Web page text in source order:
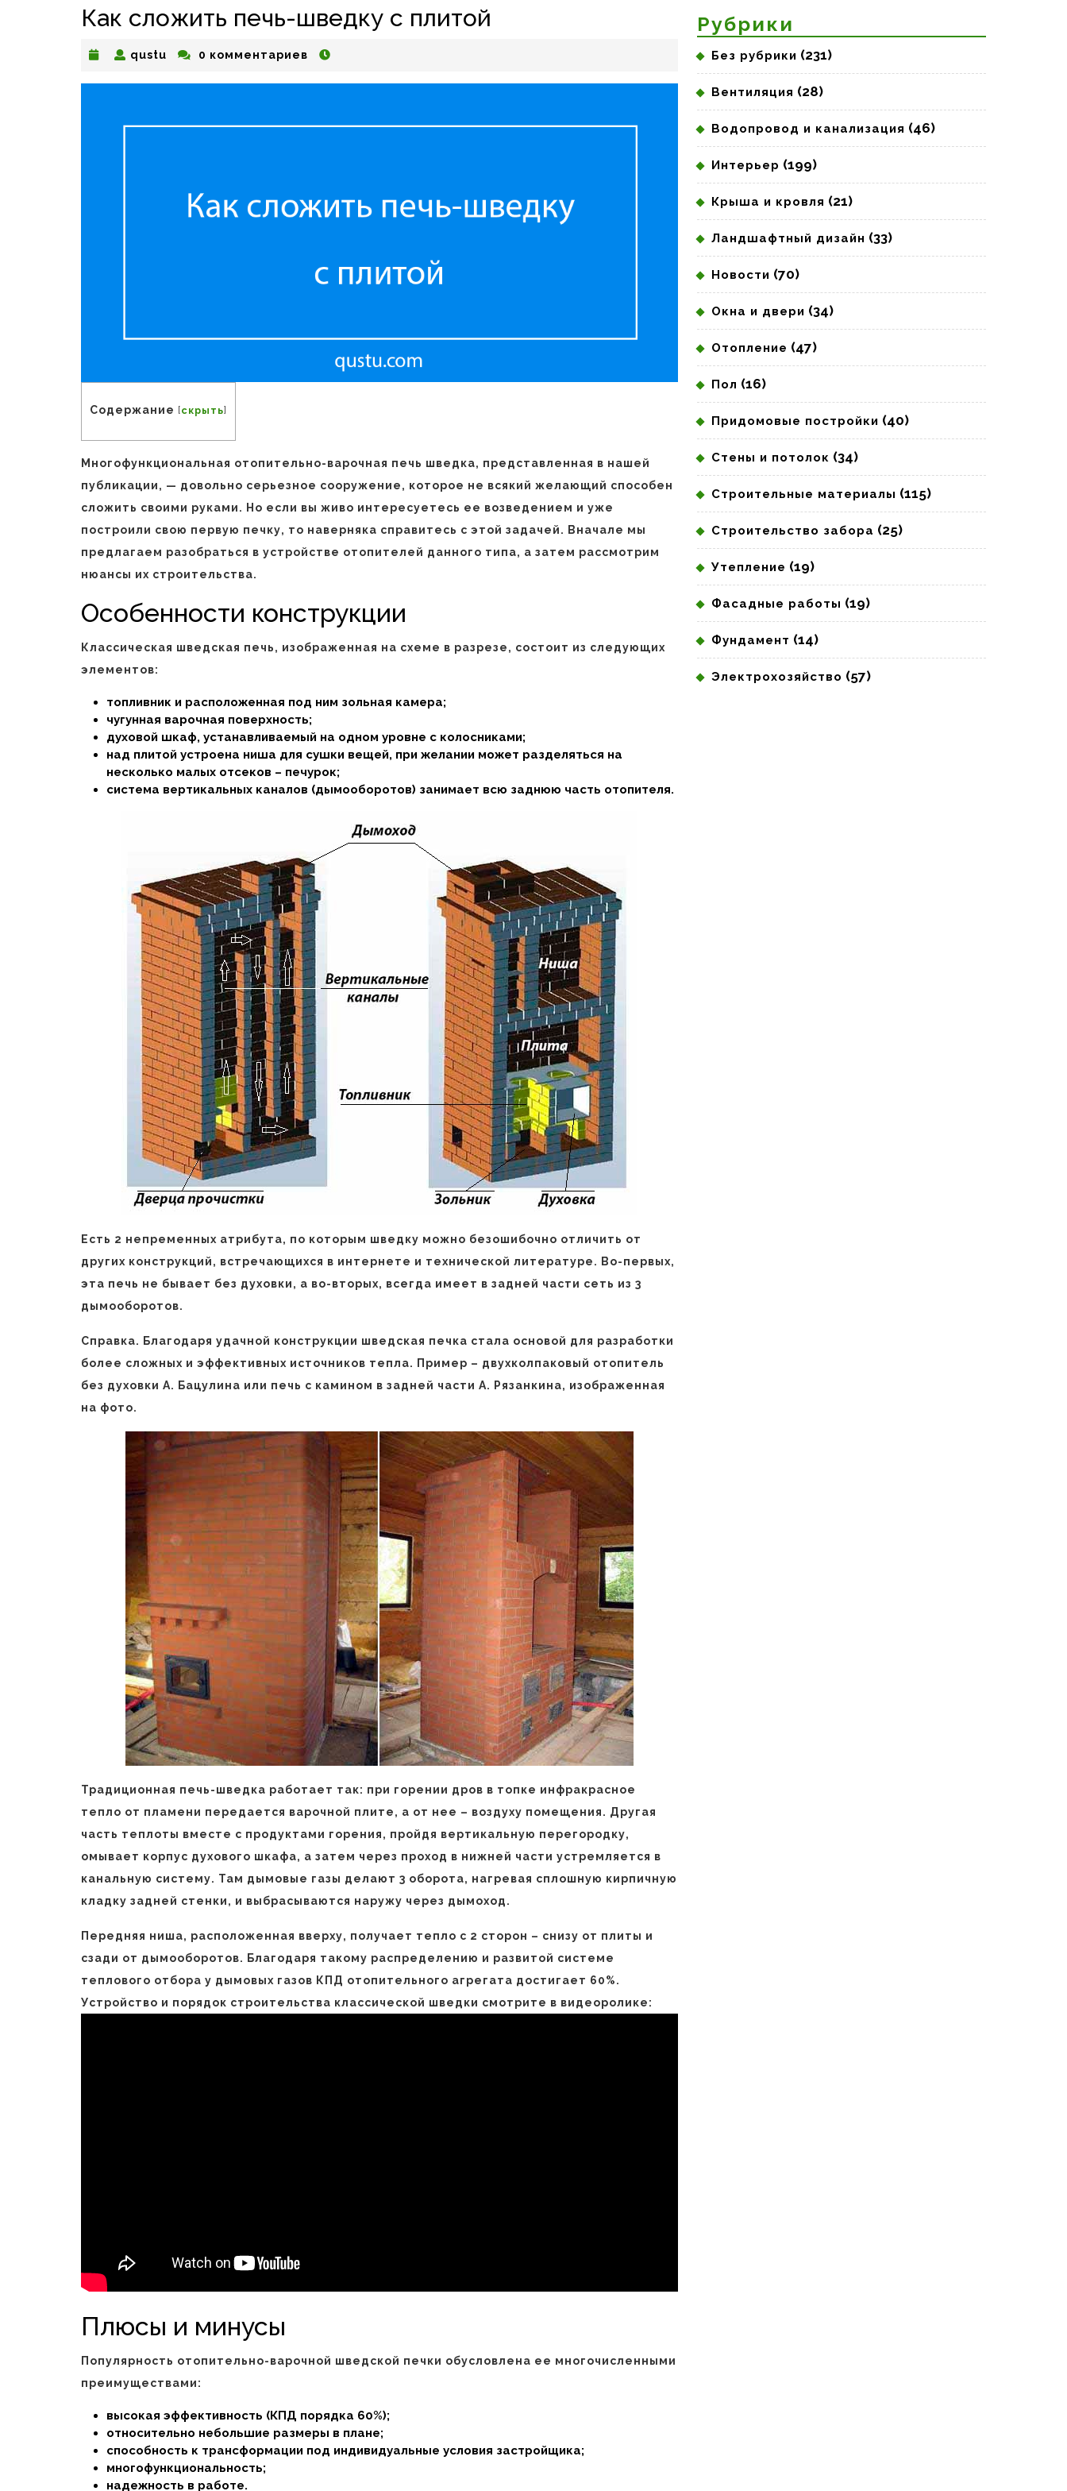
Как сложить печь-шведку с плитой
qustu qustu0 комментариев
Содержание [скрыть]
Многофункциональная отопительно-варочная печь шведка, представленная в нашей
публикации, — довольно серьезное сооружение, которое не всякий желающий способен
сложить своими руками. Но если вы живо интересуетесь ее возведением и уже
построили свою первую печку, то наверняка справитесь с этой задачей. Вначале мы
предлагаем разобраться в устройстве отопителей данного типа, а затем рассмотрим
нюансы их строительства.
Особенности конструкции
Классическая шведская печь, изображенная на схеме в разрезе, состоит из следующих
элементов:
топливник и расположенная под ним зольная камера;
чугунная варочная поверхность;
духовой шкаф, устанавливаемый на одном уровне с колосниками;
над плитой устроена ниша для сушки вещей, при желании может разделяться на
несколько малых отсеков – печурок;
система вертикальных каналов (дымооборотов) занимает всю заднюю часть отопителя.
Есть 2 непременных атрибута, по которым шведку можно безошибочно отличить от
других конструкций, встречающихся в интернете и технической литературе. Во-первых,
эта печь не бывает без духовки, а во-вторых, всегда имеет в задней части сеть из 3
дымооборотов.
Справка. Благодаря удачной конструкции шведская печка стала основой для разработки
более сложных и эффективных источников тепла. Пример – двухколпаковый отопитель
без духовки А. Бацулина или печь с камином в задней части А. Рязанкина, изображенная
на фото.
Традиционная печь-шведка работает так: при горении дров в топке инфракрасное
тепло от пламени передается варочной плите, а от нее – воздуху помещения. Другая
часть теплоты вместе с продуктами горения, пройдя вертикальную перегородку,
омывает корпус духового шкафа, а затем через проход в нижней части устремляется в
канальную систему. Там дымовые газы делают 3 оборота, нагревая сплошную кирпичную
кладку задней стенки, и выбрасываются наружу через дымоход.
Передняя ниша, расположенная вверху, получает тепло с 2 сторон – снизу от плиты и
сзади от дымооборотов. Благодаря такому распределению и развитой системе
теплового отбора у дымовых газов КПД отопительного агрегата достигает 60%.
Устройство и порядок строительства классической шведки смотрите в видеоролике:
Плюсы и минусы
Популярность отопительно-варочной шведской печки обусловлена ее многочисленными
преимуществами:
высокая эффективность (КПД порядка 60%);
относительно небольшие размеры в плане;
способность к трансформации под индивидуальные условия застройщика;
многофункциональность;
надежность в работе.
Рубрики
Без рубрики (231)
Вентиляция (28)
Водопровод и канализация (46)
Интерьер (199)
Крыша и кровля (21)
Ландшафтный дизайн (33)
Новости (70)
Окна и двери (34)
Отопление (47)
Пол (16)
Придомовые постройки (40)
Стены и потолок (34)
Строительные материалы (115)
Строительство забора (25)
Утепление (19)
Фасадные работы (19)
Фундамент (14)
Электрохозяйство (57)